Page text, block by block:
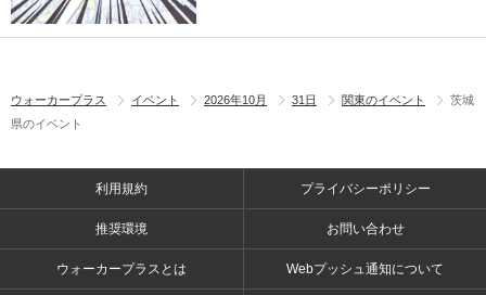
ウォーカープラス イベント 2026年10月 31日 関東のイベント
茨城
県のイベント
利用規約 プライバシーポリシー
推奨環境 お問い合わせ
ウォーカープラスとは Webプッシュ通知について